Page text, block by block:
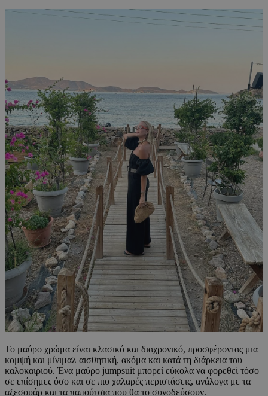
Το μαύρο χρώμα είναι κλασικό και διαχρονικό, προσφέροντας μια
κομψή και μίνιμαλ αισθητική, ακόμα και κατά τη διάρκεια του
καλοκαιριού. Ένα μαύρο jumpsuit μπορεί εύκολα να φορεθεί τόσο
σε επίσημες όσο και σε πιο χαλαρές περιστάσεις, ανάλογα με τα
αξεσουάρ και τα παπούτσια που θα το συνοδεύσουν.